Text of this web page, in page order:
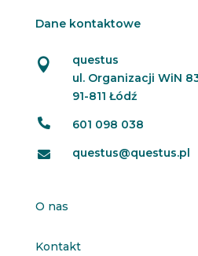
Dane kontaktowe

questus
ul. Organizacji WiN
91-811 Łódź
 601 098 038
 questus@questus.pl
O nas
Kontakt